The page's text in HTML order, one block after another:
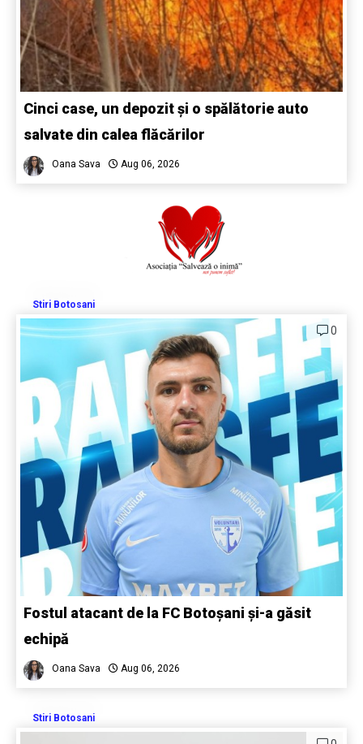
Cinci case, un depozit și o spălătorie auto
salvate din calea flăcărilor
Oana Sava Aug 06, 2026
Stiri Botosani
0
Fostul atacant de la FC Botoșani și-a găsit
echipă
Oana Sava Aug 06, 2026
Stiri Botosani